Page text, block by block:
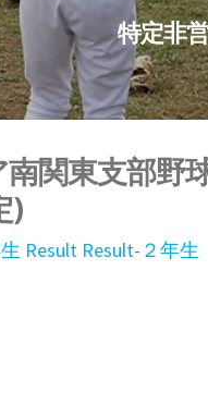
特定非
関東支部野
)
Result Result-２年生